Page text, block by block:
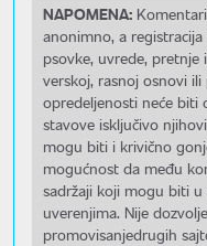
NAPOMENA:
anonimno, a
psovke, uvrede,
verskoj, rasnoj osnovi
opredeljenosti neće biti
stavove isključivo
mogu biti i krivično
mogućnost da među
sadržaji koji mogu biti u
uverenjima. Nije
promovisanjedrugih